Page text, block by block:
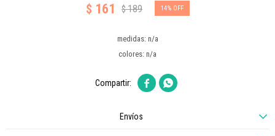
$ 161 $189 14
medidas: n/a
colores: n/a
 
Envíos